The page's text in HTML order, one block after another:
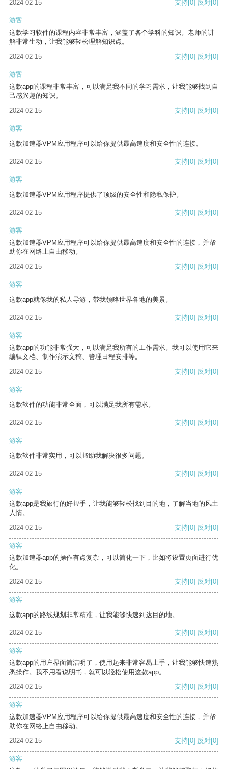
2024-02-15 支持 [0] 反对 [0]
游客
这款学习软件的课程内容非常丰富，涵盖了各个学科的知识。老师的讲
解非常生动，让我能够轻松理解知识点。
2024-02-15
支持[0] 反对[0]
游客
这款app的课程非常丰富，可以满足我不同的学习需求，让我能够找到自
己感兴趣的知识。
2024-02-15
支持[0] 反对[0]
游客
这款加速器VPM应用程序可以给你提供最高速度和安全性的连接。
2024-02-15 支持[0] 反对[0]
游客
这款加速器VPM应用程序提供了顶级的安全性和隐私保护。
2024-02-15 支持[0] 反对[0]
游客
这款加速器VPM应用程序可以给你提供最高速度和安全性的连接，并帮
助你在网络上自由移动。
2024-02-15
支持[0] 反对[0]
游客
这款app就像我的私人导游，带我领略世界各地的美景。
2024-02-15 支持[0] 反对[0]
游客
这款app的功能非常强大，可以满足我所有的工作需求。我可以使用它来
编辑文档、制作演示文稿、管理日程安排等。
2024-02-15
支持[0] 反对[0]
游客
这款软件的功能非常全面，可以满足我所有需求。
2024-02-15 支持[0] 反对[0]
游客
这款软件非常实用，可以帮助我解决很多问题。
2024-02-15 支持[0] 反对[0]
游客
这款app是我旅行的好帮手，让我能够轻松找到目的地，了解当地的风土
人情。
2024-02-15
支持[0] 反对[0]
游客
这款加速器app的操作有点复杂，可以简化一下，比如将设置页面进行优
化。
2024-02-15
支持[0] 反对[0]
游客
这款app的路线规划非常精准，让我能够快速到达目的地。
2024-02-15 支持[0] 反对[0]
游客
这款app的用户界面简洁明了，使用起来非常容易上手，让我能够快速熟
悉操作。我不用看说明书，就可以轻松使用这款app。
2024-02-15
支持[0] 反对[0]
游客
这款加速器VPM应用程序可以给你提供最高速度和安全性的连接，并帮
助你在网络上自由移动。
2024-02-15
支持[0] 反对[0]
游客